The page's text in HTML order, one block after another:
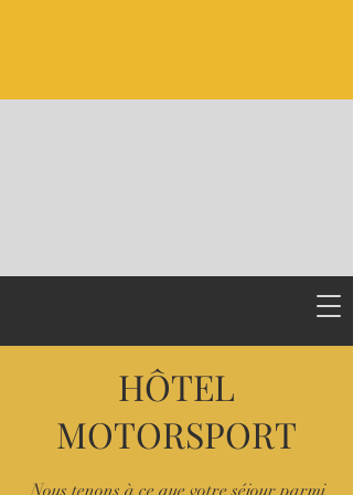
HÔTEL
MOTORSPORT
Nous tenons à ce que votre séjour parmi